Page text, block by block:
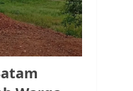
0
jadi
Pemerintah
di